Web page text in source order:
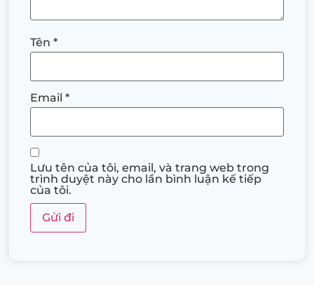
Tên *
Email *
Lưu tên của tôi, email, và trang web trong
trình duyệt này cho lần bình luận kế tiếp
của tôi.